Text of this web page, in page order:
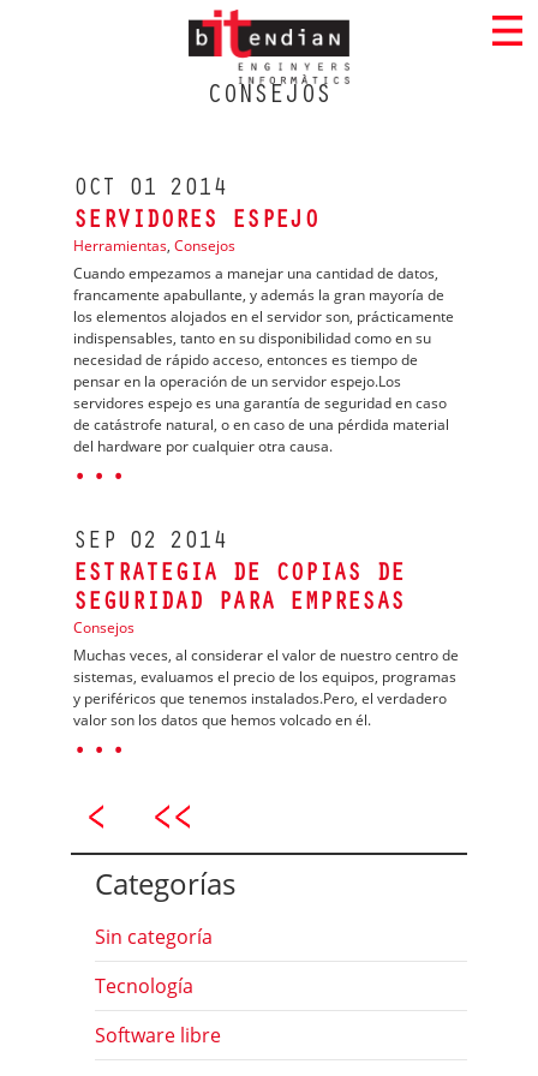
CONSEJOS
OCT 01
2014
SERVIDORES ESPEJO
Herramientas, Consejos
Cuando empezamos a manejar una cantidad de datos,
francamente apabullante, y además la gran mayoría de
los elementos alojados en el servidor son, prácticamente
indispensables, tanto en su disponibilidad como en su
necesidad de rápido acceso, entonces es tiempo de
pensar en la operación de un servidor espejo.Los
servidores espejo es una garantía de seguridad en caso
de catástrofe natural, o en caso de una pérdida material
del hardware por cualquier otra causa.
· · ·
SEP 02
2014
ESTRATEGIA DE COPIAS DE
SEGURIDAD PARA EMPRESAS
Consejos
Muchas veces, al considerar el valor de nuestro centro de
sistemas, evaluamos el precio de los equipos, programas
y periféricos que tenemos instalados.Pero, el verdadero
valor son los datos que hemos volcado en él.
· · ·
Categorías
Sin categoría
Tecnología
Software libre